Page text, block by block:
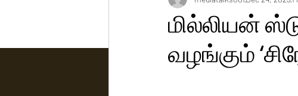
மில்லியன்
வழங்கும்